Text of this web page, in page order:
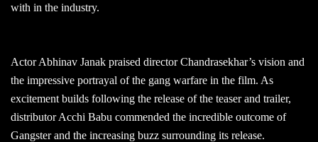
with in the industry.
Actor Abhinav Janak praised director Chandrasekhar’s vision and
the impressive portrayal of the gang warfare in the film. As
excitement builds following the release of the teaser and trailer,
distributor Acchi Babu commended the incredible outcome of
Gangster and the increasing buzz surrounding its release.